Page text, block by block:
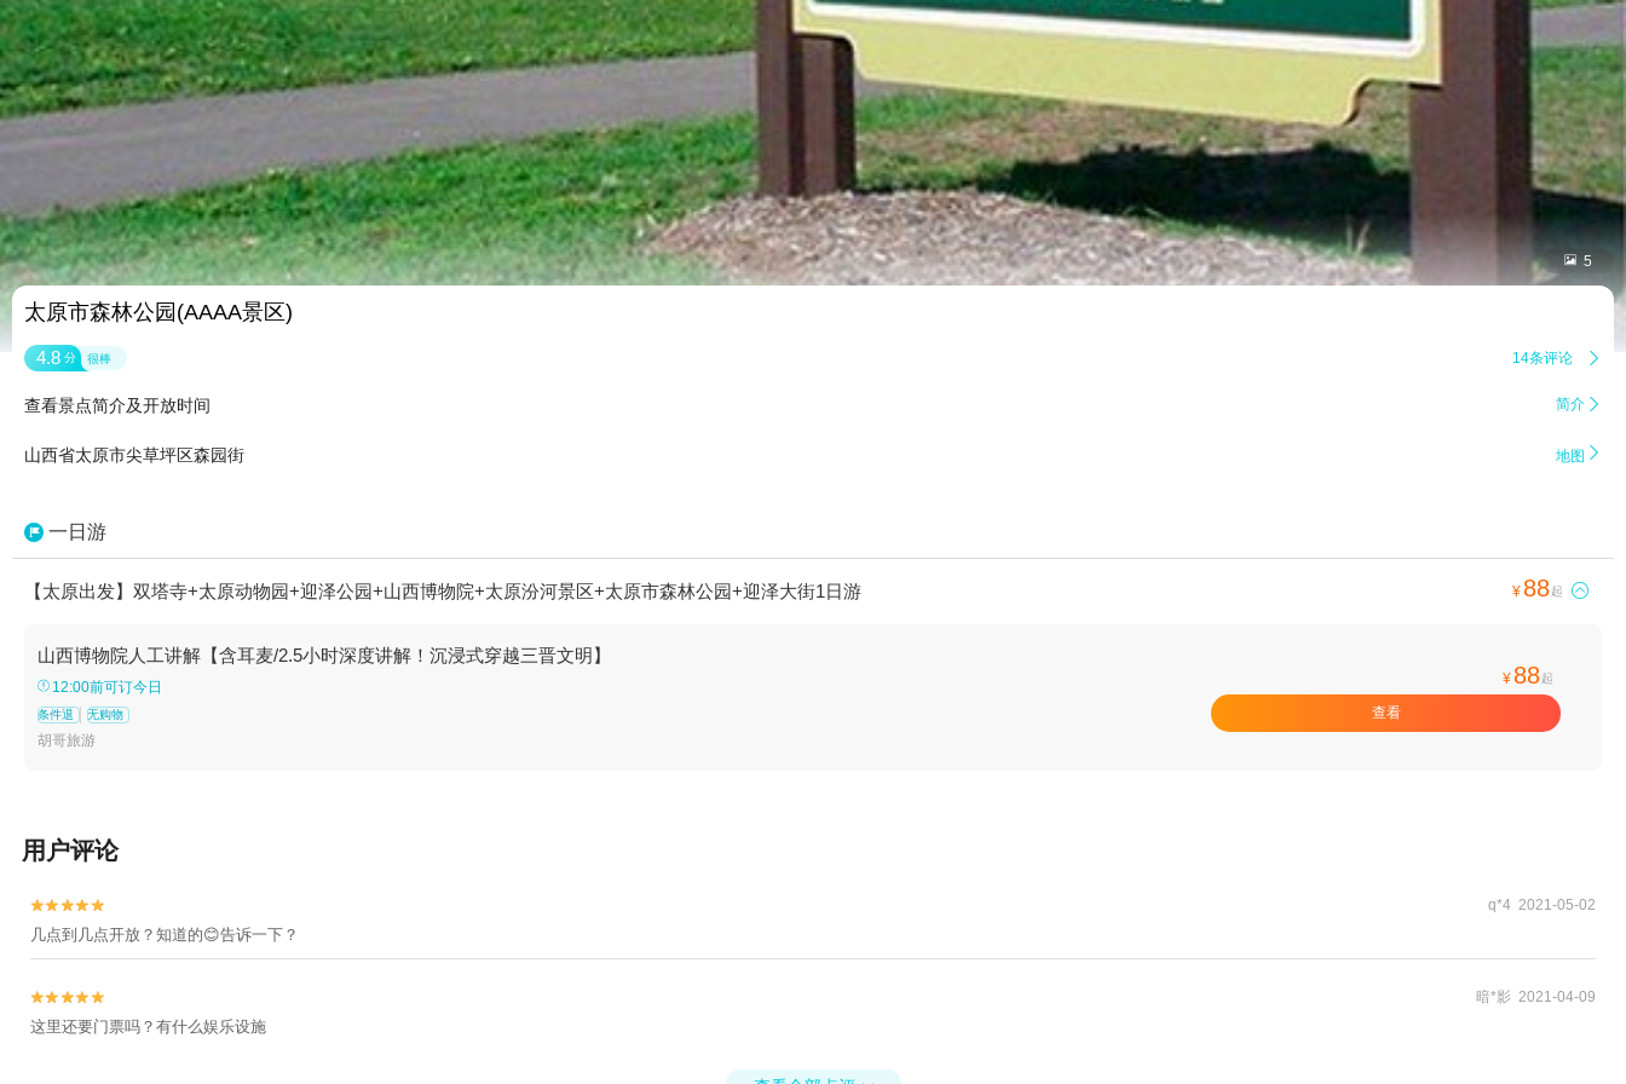
 5
太原市森林公园(AAAA景区)
4.8 分 很棒 14条评论 
查看景点简介及开放时间 简介 
山西省太原市尖草坪区森园街 地图 
一日游
【太原出发】双塔寺+太原动物园+迎泽公园+山西博物院+太原汾河景区+太原市森林公园+迎泽大街1日游 ¥ 88起 
山西博物院人工讲解【含耳麦/2.5小时深度讲解！沉浸式穿越三晋文明】
12:00前可订今日
条件退 无购物
胡哥旅游
¥ 88起
查看
用户评论

 q*4 2021-05-02
几点到几点开放？知道的😊告诉一下？

 暗*影 2021-04-09
这里还要门票吗？有什么娱乐设施